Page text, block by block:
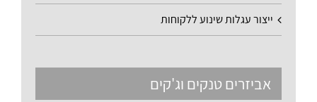
ייצור עגלות שינוע ללקוחות
אביזרים טנקים וג'קים